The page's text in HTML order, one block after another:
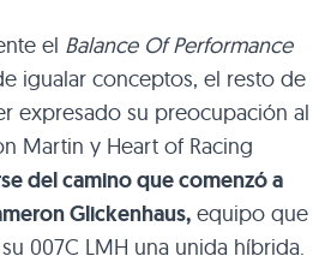
el Balance Of Performance
igualar conceptos, el resto de
expresado su preocupación al
Martin y Heart of Racing
del camino que comenzó a
Glickenhaus, equipo que
007C LMH una unida híbrida.